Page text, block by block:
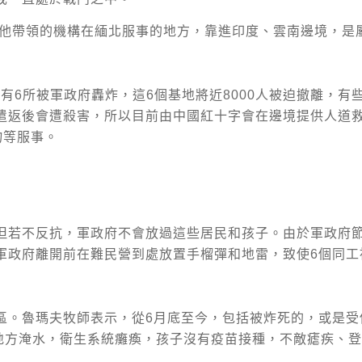
領的機構在緬北服事的地方，靠進印度、雲南邊境，
6所被軍政府轟炸，這6個基地將近8000人被迫撤離，有
後會遭殺害，所以目前由中國紅十字會在邊境提供人道
服事。
不反抗，軍政府不會放過這些居民和孩子。由於軍政府
府離開前在難民營到處放置手榴彈和地雷，致使6個同
魯瑪夫牧師表示，從6月底至今，包括被炸死的，或是
淹水，衛生系統癱瘓，孩子沒有疫苗接種，不敵瘧疾、